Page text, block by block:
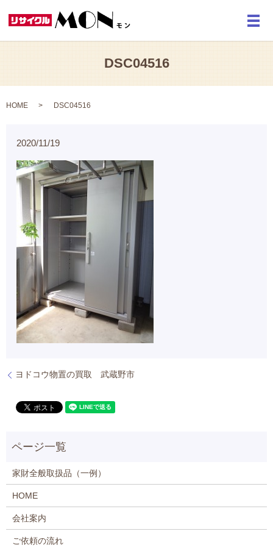
メ
DSC04516
HOME DSC04516
2020/11/19
ヨドコウ物置の買取 武蔵野市
家財全般取扱品（一例）
HOME
会社案内
ご依頼の流れ